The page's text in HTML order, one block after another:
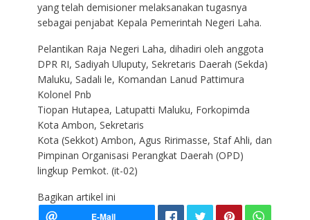
yang telah demisioner melaksanakan tugasnya
sebagai penjabat Kepala Pemerintah Negeri Laha.
Pelantikan Raja Negeri Laha, dihadiri oleh anggota
DPR RI, Sadiyah Uluputy, Sekretaris Daerah (Sekda)
Maluku, Sadali le, Komandan Lanud Pattimura
Kolonel Pnb
Tiopan Hutapea, Latupatti Maluku, Forkopimda
Kota Ambon, Sekretaris
Kota (Sekkot) Ambon, Agus Ririmasse, Staf Ahli, dan
Pimpinan Organisasi Perangkat Daerah (OPD)
lingkup Pemkot. (it-02)
Bagikan artikel ini